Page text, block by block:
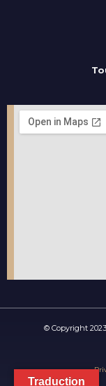
© Copyright
Traduction